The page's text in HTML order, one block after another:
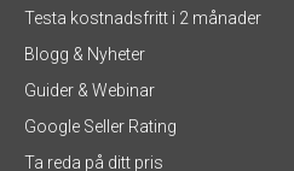
Testa kostnadsfritt i 2 månader
Blogg & Nyheter
Guider & Webinar
Google Seller Rating
Ta reda på ditt pris